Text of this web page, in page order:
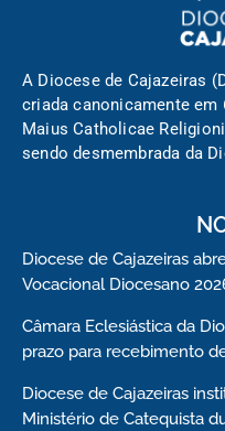
A Diocese de Cajazeiras
criada canonicamente em
Maius Catholicae
sendo desmembrada da
Diocese de Cajazeiras
Vocacional Diocesano
Câmara Eclesiástica da
prazo para recebimento
Diocese de Cajazeiras
Ministério de Catequista